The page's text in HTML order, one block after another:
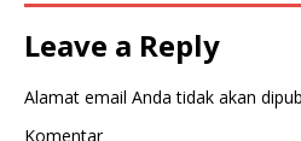
Leave a Reply
Alamat email Anda tidak akan
Komentar